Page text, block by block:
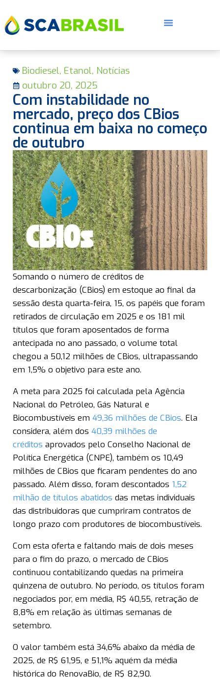
Biodiesel, Etanol, Notícias
outubro 20, 2025
Com instabilidade no
mercado, preço dos CBios
continua em baixa no começo
de outubro
Somando o número de créditos de
descarbonização (CBios) em estoque ao final da
sessão desta quarta-feira, 15, os papéis que foram
retirados de circulação em 2025 e os 181 mil
títulos que foram aposentados de forma
antecipada no ano passado, o volume total
chegou a 50,12 milhões de CBios, ultrapassando
em 1,5% o objetivo para este ano.
A meta para 2025 foi calculada pela Agência
Nacional do Petróleo, Gás Natural e
Biocombustíveis em 49,36 milhões de CBios. Ela
considera, além dos 40,39 milhões de
créditos aprovados pelo Conselho Nacional de
Política Energética (CNPE), também os 10,49
milhões de CBios que ficaram pendentes do ano
passado. Além disso, foram descontados 1,52
milhão de títulos abatidos das metas individuais
das distribuidoras que cumpriram contratos de
longo prazo com produtores de biocombustíveis.
Com esta oferta e faltando mais de dois meses
para o fim do prazo, o mercado de CBios
continuou contabilizando quedas na primeira
quinzena de outubro. No período, os títulos foram
negociados por, em média, R$ 40,55, retração de
8,8% em relação às últimas semanas de
setembro.
O valor também está 34,6% abaixo da média de
2025, de R$ 61,95, e 51,1% aquém da média
histórica do RenovaBio, de R$ 82,90.